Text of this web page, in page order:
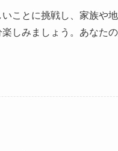
ことに挑戦し、家族や
しみましょう。あなた